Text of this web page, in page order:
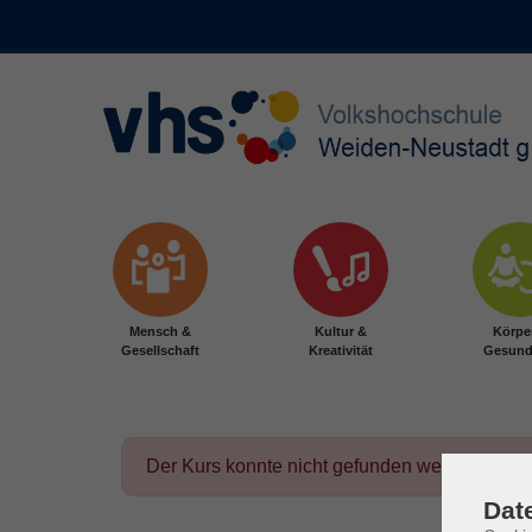
Mensch &
Gesellschaft
Kultur &
Kreativität
Der Kurs konnte nicht gefunden werden.